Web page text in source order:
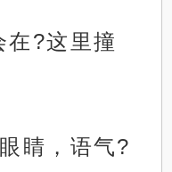
在?这里撞
睛，语气?